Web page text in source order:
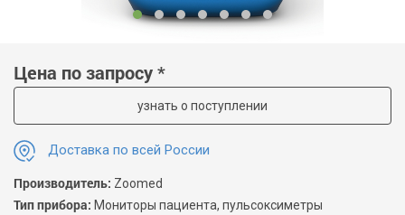
Цена по запросу *
узнать о поступлении
Доставка по всей России
Производитель: Zoomed
Тип прибора: Мониторы пациента, пульсоксиметры